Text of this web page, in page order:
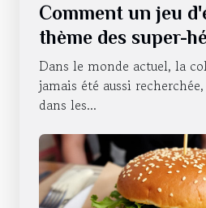
Comment un jeu
thème des super-
le travail d'équipe ?
Dans le monde actuel, la
jamais été aussi
dans les...